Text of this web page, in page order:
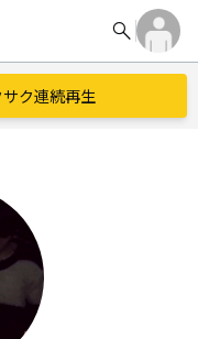
search
ク連続再生